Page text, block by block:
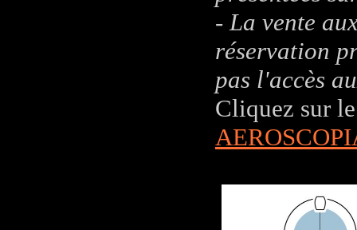
- La vente
réservation
pas l'accès
Cliquez sur